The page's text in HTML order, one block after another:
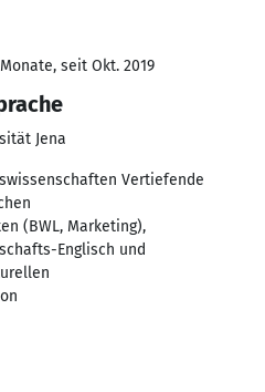
seit Okt. 2019
Jena
Vertiefende
(BWL, Marketing),
Englisch und